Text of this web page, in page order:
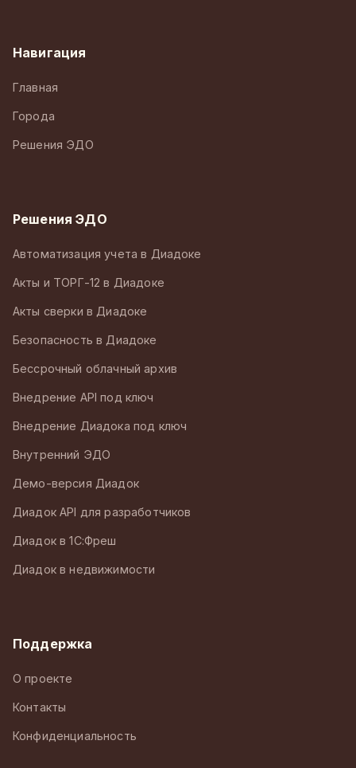
Навигация
Главная
Города
Решения ЭДО
Решения ЭДО
Автоматизация учета в Диадоке
Акты и ТОРГ-12 в Диадоке
Акты сверки в Диадоке
Безопасность в Диадоке
Бессрочный облачный архив
Внедрение API под ключ
Внедрение Диадока под ключ
Внутренний ЭДО
Демо-версия Диадок
Диадок API для разработчиков
Диадок в 1С:Фреш
Диадок в недвижимости
Поддержка
О проекте
Контакты
Конфиденциальность